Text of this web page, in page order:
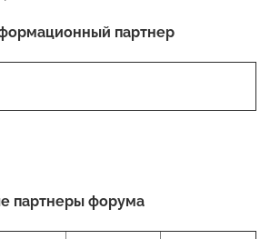
партнер
партнеры форума